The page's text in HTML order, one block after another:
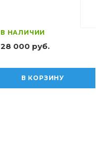
В НАЛИЧИИ
28 000 руб.
В КОРЗИНУ